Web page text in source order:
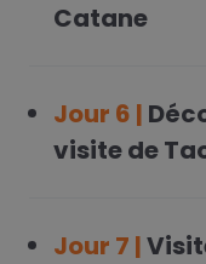
Catane
Jour 6 |
visite de
Jour 7 |